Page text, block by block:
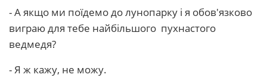
- А якщо ми поїдемо до лунопарку і я обов'язково
виграю для тебе найбільшого пухнастого
ведмедя?
- Я ж кажу, не можу.